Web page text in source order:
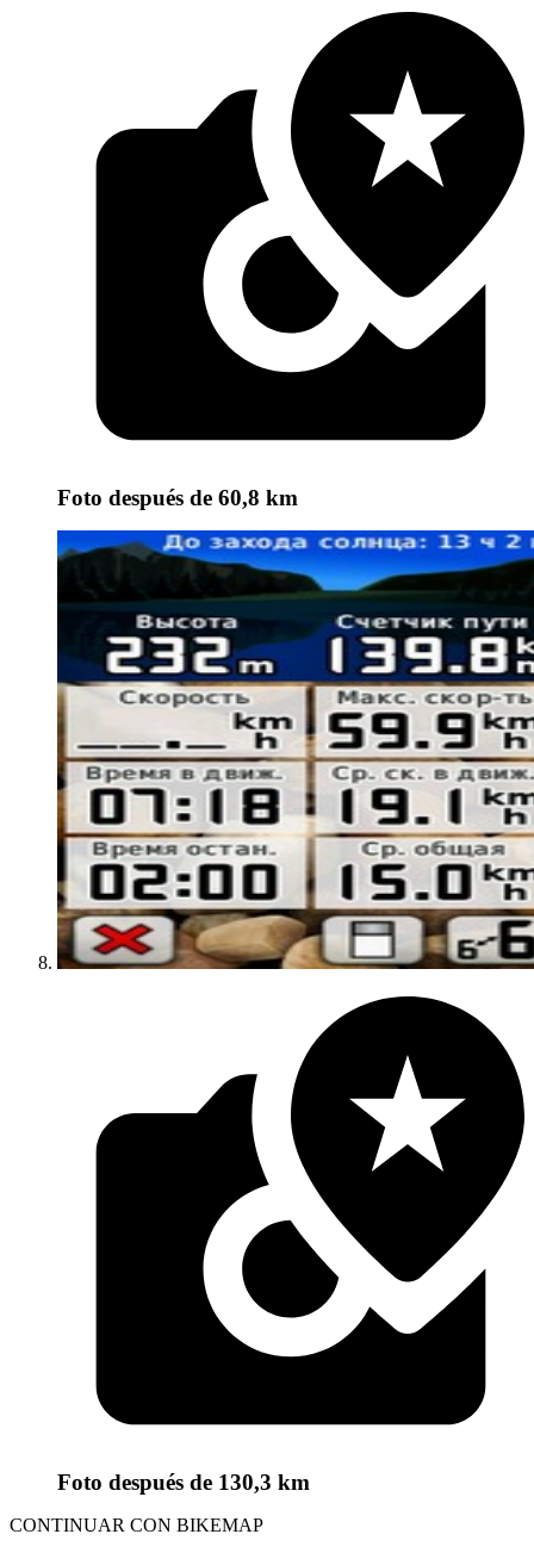
Foto después de 60,8 km
Foto después de 130,3 km
CONTINUAR CON BIKEMAP